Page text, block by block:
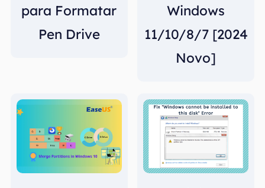
para Formatar
Pen Drive
Windows
11/10/8/7 [2024
Novo]